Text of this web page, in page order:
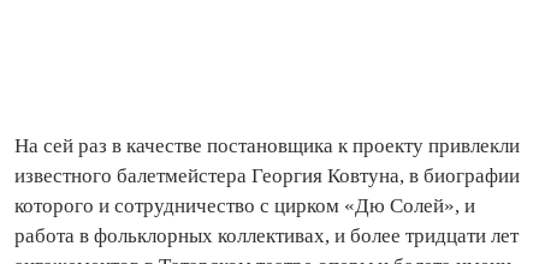
На сей раз в качестве постановщика к проекту привлекли
известного балетмейстера Георгия Ковтуна, в биографии
которого и сотрудничество с цирком «Дю Солей», и
работа в фольклорных коллективах, и более тридцати лет